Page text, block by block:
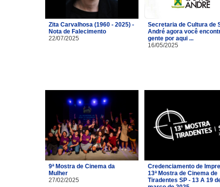
Zita Carvalhosa (1960 - 2025) -
Nota de Falecimento
22/07/2025
Secretaria de Cultura de
André agora você
gente por aqui ...
16/05/2025
9ª Mostra de Cinema da
Mulher
27/02/2025
Credenciamento de
13ª Mostra de Cinema de
Tiradentes SP - 13 A 19